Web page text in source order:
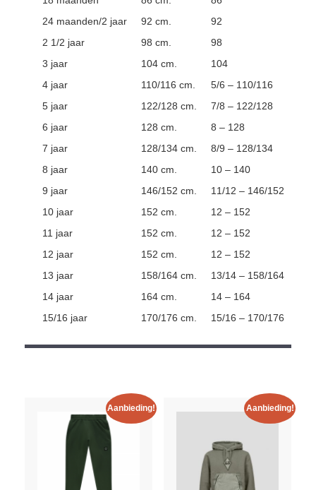
24 maanden/2 jaar
92 cm.
92
2 1/2 jaar
98 cm.
98
3 jaar
104 cm.
104
4 jaar
110/116 cm.
5/6 – 110/116
5 jaar
122/128 cm.
7/8 – 122/128
6 jaar
128 cm.
8 – 128
7 jaar
128/134 cm.
8/9 – 128/134
8 jaar
140 cm.
10 – 140
9 jaar
146/152 cm.
11/12 – 146/152
10 jaar
152 cm.
12 – 152
11 jaar
152 cm.
12 – 152
12 jaar
152 cm.
12 – 152
13 jaar
158/164 cm.
13/14 – 158/164
14 jaar
164 cm.
14 – 164
15/16 jaar
170/176 cm. 15/16 – 170/176
Aanbieding! Aanbieding!